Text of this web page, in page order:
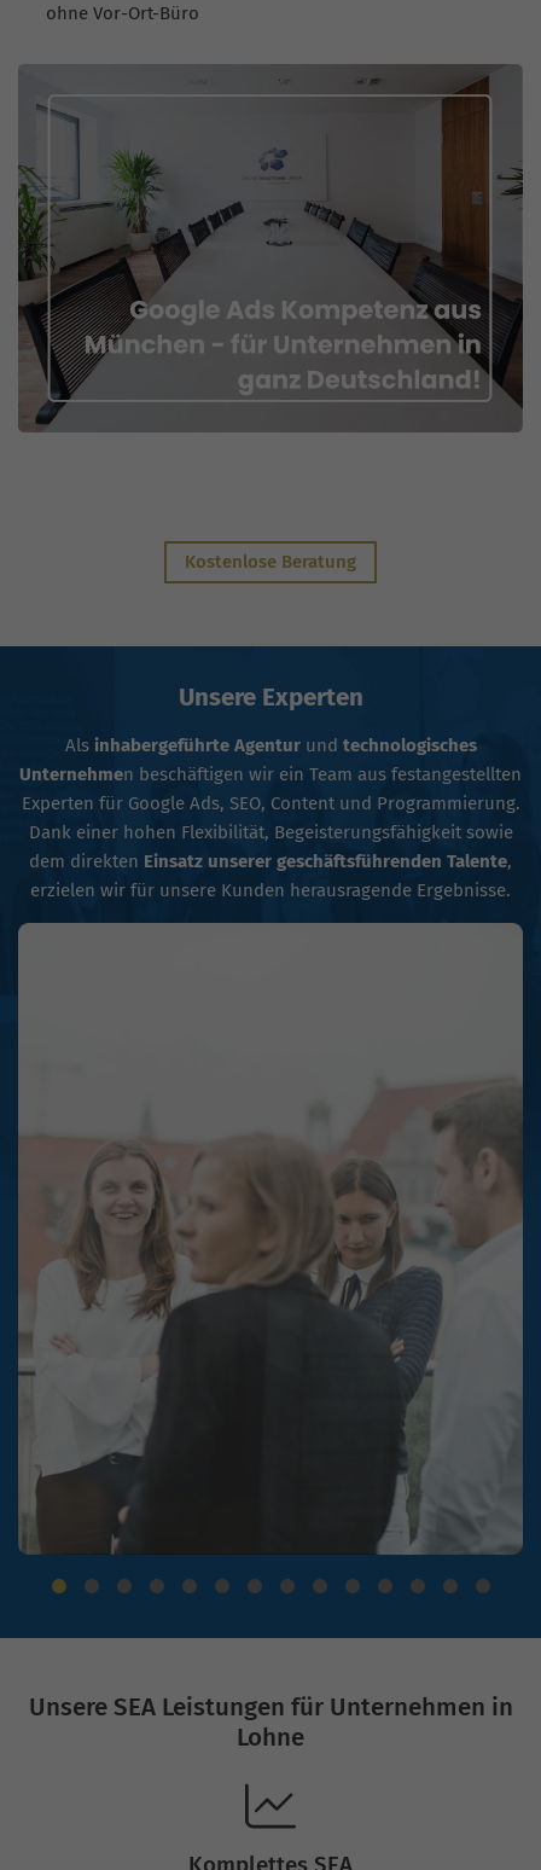
ohne Vor-Ort-Büro
Kostenlose Beratung
Unsere Experten
Alsinhabergeführte Agenturund technologisches
Unternehmen beschäftigen wir ein Team aus festangestellten
Experten für Google Ads, SEO, Content und Programmierung.
Dank einer hohen Flexibilität, Begeisterungsfähigkeit sowie
dem direkten Einsatz unserer geschäftsführenden Talente,
erzielen wir für unsere Kunden herausragende Ergebnisse.
Unsere SEA Leistungen für Unternehmen in
Lohne
Komplettes SEA